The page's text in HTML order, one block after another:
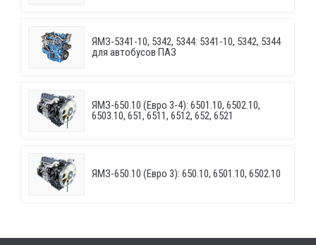
ЯМЗ-5341-10, 5342, 5344: 5341-10, 5342, 5344
для автобусов ПАЗ
ЯМЗ-650.10 (Евро 3-4): 6501.10, 6502.10,
6503.10, 651, 6511, 6512, 652, 6521
ЯМЗ-650.10 (Евро 3): 650.10, 6501.10, 6502.10